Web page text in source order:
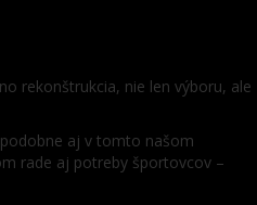
rekonštrukcia, nie len výboru, ale
aj v tomto našom
rade aj potreby športovcov –